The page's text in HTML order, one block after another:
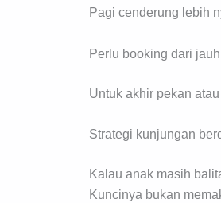
Pagi cenderung lebih
Perlu booking dari
Untuk akhir pekan
Strategi kunjungan
Kalau anak masih
Kuncinya bukan